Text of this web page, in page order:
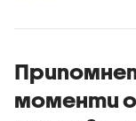
моменти